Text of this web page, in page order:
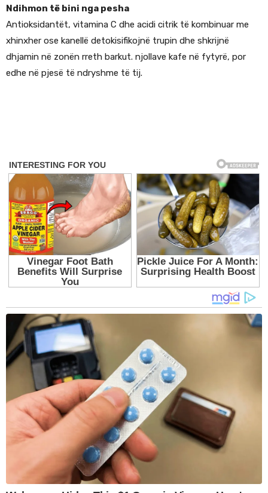
Ndihmon të bini nga pesha
Antioksidantët, vitamina C dhe acidi citrik të kombinuar me
xhinxher ose kanellë detokisifikojnë trupin dhe shkrijnë
dhjamin në zonën rreth barkut. njollave kafe në fytyrë, por
edhe në pjesë të ndryshme të tij.